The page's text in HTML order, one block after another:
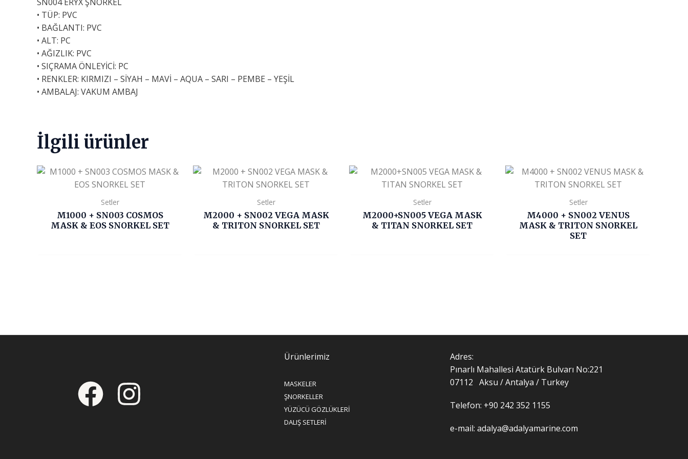
• TÜP: PVC
• BAĞLANTI: PVC
• ALT: PC
• AĞIZLIK: PVC
• SIÇRAMA ÖNLEYİCİ: PC
• RENKLER: KIRMIZI – SİYAH – MAVİ – AQUA – SARI – PEMBE – YEŞİL
• AMBALAJ: VAKUM AMBAJ
İlgili ürünler
Setler
M1000 + SN003 COSMOS
MASK & EOS SNORKEL SET
Setler
M2000 + SN002 VEGA MASK
& TRITON SNORKEL SET
Setler
M2000+SN005 VEGA MASK
& TITAN SNORKEL SET
Setler
M4000 + SN002 VENUS
MASK & TRITON SNORKEL
SET
Ürünlerimiz
MASKELER
ŞNORKELLER
YÜZÜCÜ GÖZLÜKLERİ
DALIŞ SETLERİ
Adres:
Pınarlı Mahallesi Atatürk Bulvarı No:221
07112 Aksu / Antalya / Turkey
Telefon: +90 242 352 1155
e-mail: adalya@adalyamarine.com